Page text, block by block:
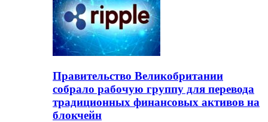
Правительство Великобритании
собрало рабочую группу для перевода
традиционных финансовых активов на
блокчейн